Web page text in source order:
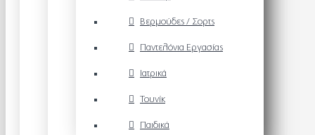
Βερμούδες / Σορτς
Παντελόνια Εργασίας
Ιατρικά
Τουνίκ
Παιδικά